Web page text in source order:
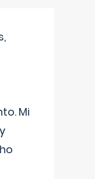
Mi